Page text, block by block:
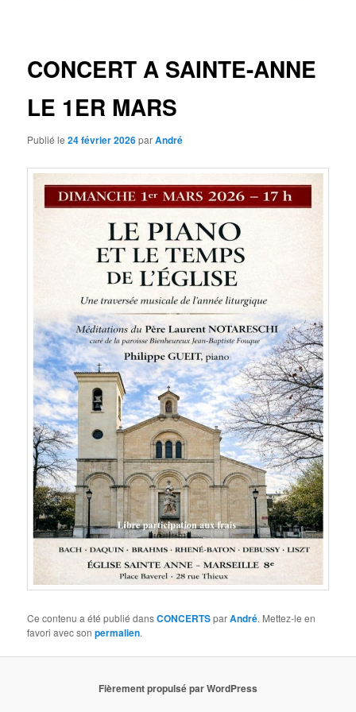
CONCERT A SAINTE-ANNE
LE 1ER MARS
Publié le24 février 2026parAndré
Ce contenu a été publié dansCONCERTSparAndré. Mettez-le en
favori avec sonpermalien.
Fièrement propulsé par WordPress